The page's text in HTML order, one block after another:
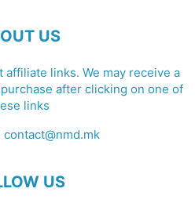
US
links. We may receive a
after clicking on one of
links
contact@nmd.mk
US